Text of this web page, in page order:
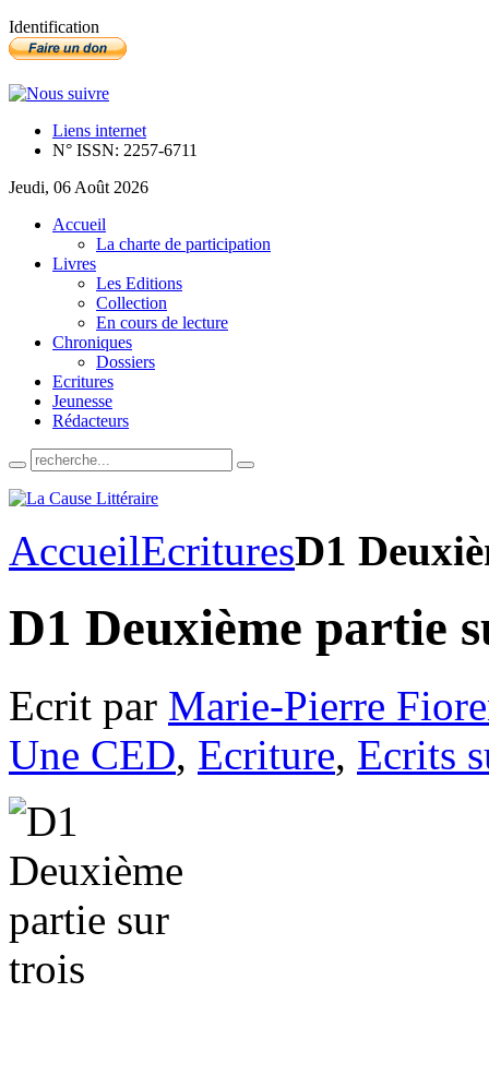
Identification
Liens internet
N° ISSN: 2257-6711
Jeudi, 06 Août 2026
Accueil
La charte de participation
Livres
Les Editions
Collection
En cours de lecture
Chroniques
Dossiers
Ecritures
Jeunesse
Rédacteurs
AccueilEcrituresD1
D1 Deuxième partie
Ecrit par Marie-Pierre
Une CED, Ecriture, Ecrits